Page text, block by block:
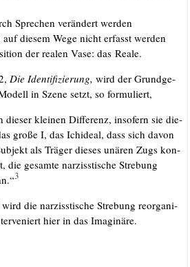
Spre­chen ver­än­dert werden
die­sem Wege nicht erfasst wer­den
der rea­len Vase: das Reale.
Die Iden­ti­fi­zie­rung, wird der Grund­ge­
in Sze­ne setzt, so formuliert,
die­ser klei­nen Dif­fe­renz, inso­fern sie die­
gro­ße I, das Ichide­al, dass sich davon
als Trä­ger die­ses unä­ren Zugs kon­
die gesam­te nar­ziss­ti­sche Stre­bung
3
die nar­ziss­ti­sche Stre­bung reor­ga­ni­
hier in das Imaginäre.